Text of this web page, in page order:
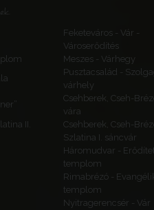
Feketeváros - Vár -
Városerődítés
Meszes - Várhegy
Pusztacsalád -
várhely
Csehberek, Cseh-
vára
II.
Csehberek, Cseh-
Szlatina I. sáncvár
Háromudvar -
templom
Rimabrézó -
templom
Nyitragerencsér - Vár